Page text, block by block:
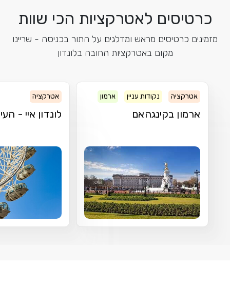
כרטיסים לאטרקציות הכי שוות
מזמינים כרטיסים מראש ומדלגים על התור בכניסה - שריינו
מקום באטרקציות החובה בלונדון
אטרקציה נקודות עניין ארמון
ארמון בקינגהאם
אטרקציה
לונדון איי -